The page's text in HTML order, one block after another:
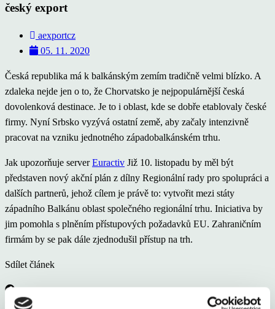
český export
aexportcz
05. 11. 2020
Česká republika má k balkánským zemím tradičně velmi blízko. A
zdaleka nejde jen o to, že Chorvatsko je nejpopulárnější česká
dovolenková destinace. Je to i oblast, kde se dobře etablovaly české
firmy. Nyní Srbsko vyzývá ostatní země, aby začaly intenzivně
pracovat na vzniku jednotného západobalkánském trhu.
Jak upozorňuje serverEuractiv Již 10. listopadu by měl být
představen nový akční plán z dílny Regionální rady pro spolupráci a
dalších partnerů, jehož cílem je právě to: vytvořit mezi státy
západního Balkánu oblast společného regionální trhu. Iniciativa by
jim pomohla s plněním přístupových požadavků EU. Zahraničním
firmám by se pak dále zjednodušil přístup na trh.
Sdílet článek